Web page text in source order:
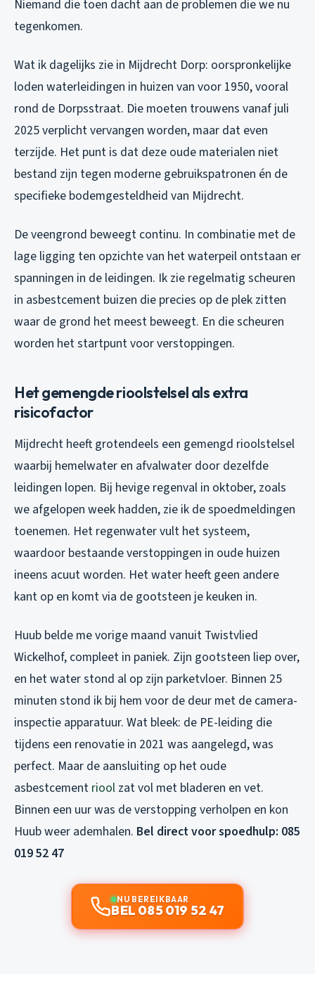
Niemand die toen dacht aan de problemen die we nu
tegenkomen.
Wat ik dagelijks zie in Mijdrecht Dorp: oorspronkelijke
loden waterleidingen in huizen van voor 1950, vooral
rond de Dorpsstraat. Die moeten trouwens vanaf juli
2025 verplicht vervangen worden, maar dat even
terzijde. Het punt is dat deze oude materialen niet
bestand zijn tegen moderne gebruikspatronen én de
specifieke bodemgesteldheid van Mijdrecht.
De veengrond beweegt continu. In combinatie met de
lage ligging ten opzichte van het waterpeil ontstaan er
spanningen in de leidingen. Ik zie regelmatig scheuren
in asbestcement buizen die precies op de plek zitten
waar de grond het meest beweegt. En die scheuren
worden het startpunt voor verstoppingen.
Het gemengde rioolstelsel als extra
risicofactor
Mijdrecht heeft grotendeels een gemengd rioolstelsel
waarbij hemelwater en afvalwater door dezelfde
leidingen lopen. Bij hevige regenval in oktober, zoals
we afgelopen week hadden, zie ik de spoedmeldingen
toenemen. Het regenwater vult het systeem,
waardoor bestaande verstoppingen in oude huizen
ineens acuut worden. Het water heeft geen andere
kant op en komt via de gootsteen je keuken in.
Huub belde me vorige maand vanuit Twistvlied
Wickelhof, compleet in paniek. Zijn gootsteen liep over,
en het water stond al op zijn parketvloer. Binnen 25
minuten stond ik bij hem voor de deur met de camera-
inspectie apparatuur. Wat bleek: de PE-leiding die
tijdens een renovatie in 2021 was aangelegd, was
perfect. Maar de aansluiting op het oude
asbestcement riool zat vol met bladeren en vet.
Binnen een uur was de verstopping verholpen en kon
Huub weer ademhalen. Bel direct voor spoedhulp: 085
019 52 47
NU BEREIKBAAR
BEL 085 019 52 47